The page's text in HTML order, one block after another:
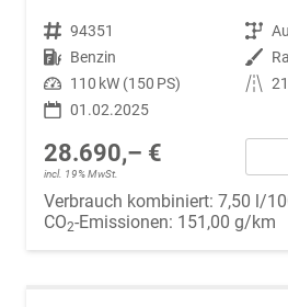
Fahrzeugnr. 94351 Getriebe
Kraftstoff Benzin Außenfarbe
Leistung 110 kW (150 PS) Kilometerstand
01.02.2025
28.690,– €
incl. 19% MwSt.
Verbrauch kombiniert: 7,50 l/
CO2-Emissionen: 151,00 g/km